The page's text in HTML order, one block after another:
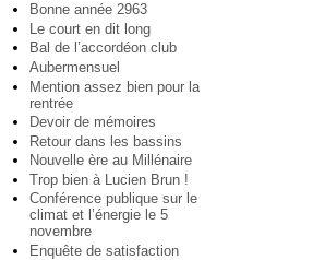
Bonne année 2963
Le court en dit long
Bal de l’accordéon club
Aubermensuel
Mention assez bien pour la
rentrée
Devoir de mémoires
Retour dans les bassins
Nouvelle ère au Millénaire
Trop bien à Lucien Brun !
Conférence publique sur le
climat et l’énergie le 5
novembre
Enquête de satisfaction